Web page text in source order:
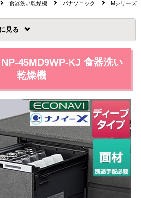
食器洗い乾燥機 パナソニック Mシリーズ
45MD9WP-KJ 食器洗い
乾燥機